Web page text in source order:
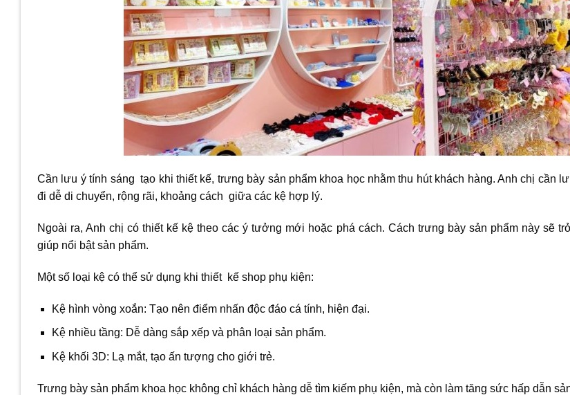
Cần lưu ý tính sáng tạo khi thiết kế, trưng bày sản phẩm khoa học nhằm thu hút khách hàng. Anh chị cần
đi dễ di chuyển, rộng rãi, khoảng cách giữa các kệ hợp lý.
Ngoài ra, Anh chị có thiết kế kệ theo các ý tưởng mới hoặc phá cách. Cách trưng bày sản phẩm này sẽ
giúp nổi bật sản phẩm.
Một số loại kệ có thể sử dụng khi thiết kế shop phụ kiện:
Kệ hình vòng xoắn: Tạo nên điểm nhấn độc đáo cá tính, hiện đại.
Kệ nhiều tầng: Dễ dàng sắp xếp và phân loại sản phẩm.
Kệ khối 3D: Lạ mắt, tạo ấn tượng cho giới trẻ.
Trưng bày sản phẩm khoa học không chỉ khách hàng dễ tìm kiếm phụ kiện, mà còn làm tăng sức hấp dẫn